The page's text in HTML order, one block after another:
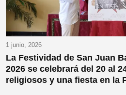
1 junio, 2026
La Festividad de San Juan
2026 se celebrará del 20 al
religiosos y una fiesta en la